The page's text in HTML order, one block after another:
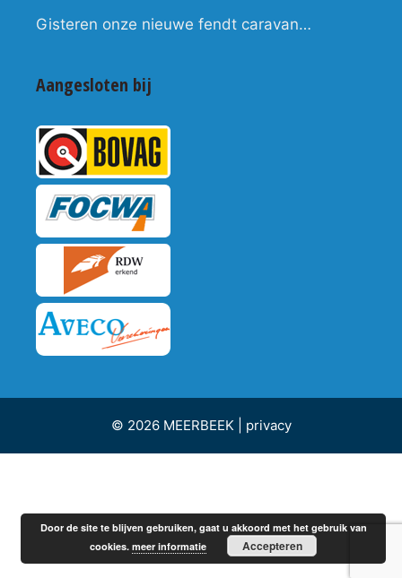
Gisteren onze nieuwe fendt caravan…
Aangesloten bij
© 2026 MEERBEEK | privacy
Door de site te blijven gebruiken, gaat u akkoord met het gebruik van
cookies. meer informatie Accepteren